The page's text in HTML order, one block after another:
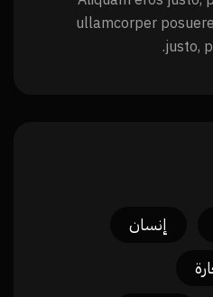
ullamcorper
justo,
إنسان